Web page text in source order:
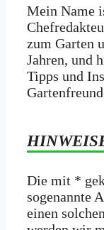
Mein Name
zum Garten
Jahren, und
Tipps und
Die mit *
sogenannte
einen